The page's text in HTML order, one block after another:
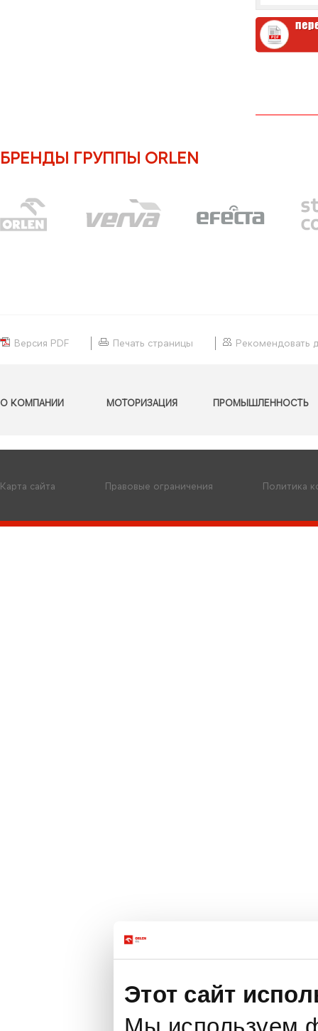
Этот сайт
БРЕНДЫ ГРУППЫ ORLEN
Версия PDF Печать страницы Рекомендовать
О КОМПАНИИ МОТОРИЗАЦИЯ ПРОМЫШЛЕННОСТЬ
Карта сайта Правовые ограничения Политика